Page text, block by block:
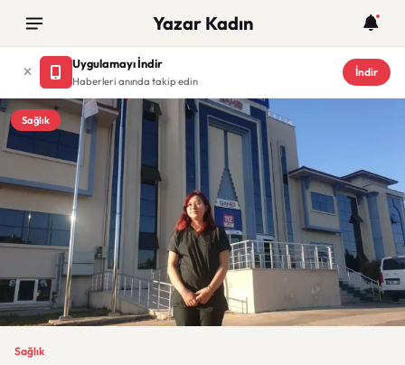
Yazar Kadın
Uygulamayı İndir
Haberleri anında takip edin
İndir
Sağlık
Sağlık